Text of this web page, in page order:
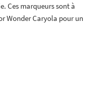
Ces marqueurs sont à
Wonder Caryola pour un